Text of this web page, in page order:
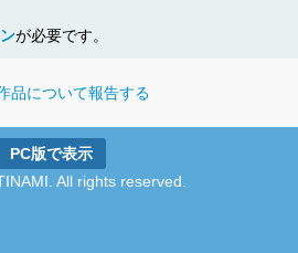
が必要です。
品について報告する
PC版で表示
All rights reserved.